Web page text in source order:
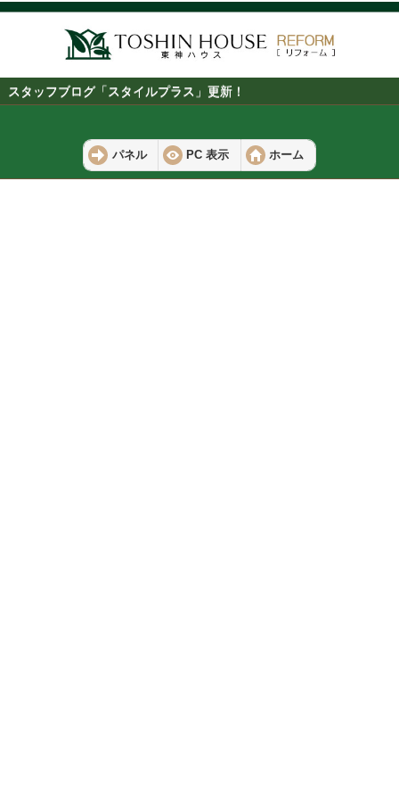
スタッフブログ「スタイルプラス」更新！
パネル PC 表示 ホーム